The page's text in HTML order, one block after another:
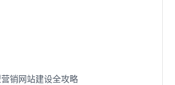
商的优势
销网站建设全攻略